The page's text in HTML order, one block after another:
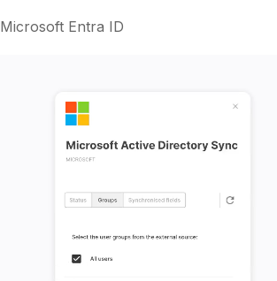
Microsoft Entra ID